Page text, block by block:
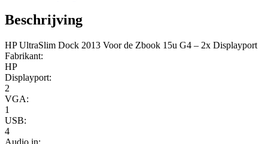
de-
zbook-
g4-
2x-
displayport-
2
aantal
Beschrijving
HP UltraSlim Dock 2013 Voor de Zbook 15u G4 – 2x Displayport
Fabrikant:
HP
Displayport:
2
VGA:
1
USB:
4
Audio in: